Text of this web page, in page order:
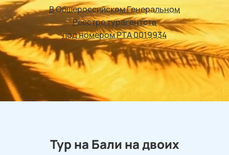
В Общероссийском Генеральном
Реестре турагентств
под номером РТА 0019934
Тур на Бали на двоих